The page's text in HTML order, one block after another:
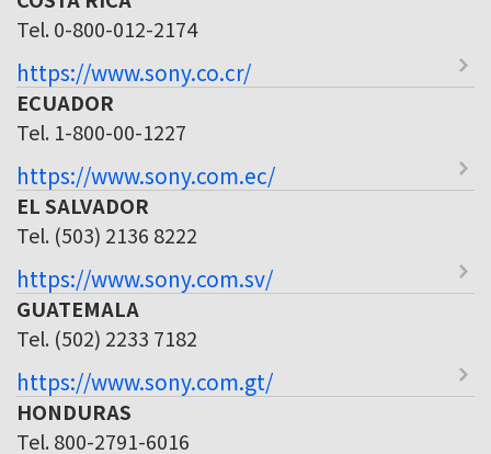
Tel. 0-800-012-2174
https://www.sony.co.cr/
ECUADOR
Tel. 1-800-00-1227
https://www.sony.com.ec/
EL SALVADOR
Tel. (503) 2136 8222
https://www.sony.com.sv/
GUATEMALA
Tel. (502) 2233 7182
https://www.sony.com.gt/
HONDURAS
Tel. 800-2791-6016